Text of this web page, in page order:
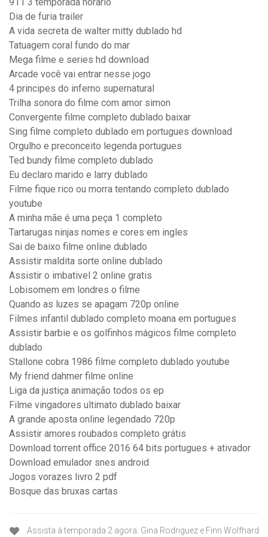
911 3 temporada horario
Dia de furia trailer
A vida secreta de walter mitty dublado hd
Tatuagem coral fundo do mar
Mega filme e series hd download
Arcade você vai entrar nesse jogo
4 principes do inferno supernatural
Trilha sonora do filme com amor simon
Convergente filme completo dublado baixar
Sing filme completo dublado em portugues download
Orgulho e preconceito legenda portugues
Ted bundy filme completo dublado
Eu declaro marido e larry dublado
Filme fique rico ou morra tentando completo dublado
youtube
A minha mãe é uma peça 1 completo
Tartarugas ninjas nomes e cores em ingles
Sai de baixo filme online dublado
Assistir maldita sorte online dublado
Assistir o imbativel 2 online gratis
Lobisomem em londres o filme
Quando as luzes se apagam 720p online
Filmes infantil dublado completo moana em portugues
Assistir barbie e os golfinhos mágicos filme completo
dublado
Stallone cobra 1986 filme completo dublado youtube
My friend dahmer filme online
Liga da justiça animação todos os ep
Filme vingadores ultimato dublado baixar
A grande aposta online legendado 720p
Assistir amores roubados completo grátis
Download torrent office 2016 64 bits portugues + ativador
Download emulador snes android
Jogos vorazes livro 2 pdf
Bosque das bruxas cartas
Assista à temporada 2 agora. Gina Rodriguez e Finn Wolfhard